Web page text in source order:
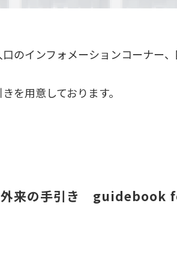
のインフォメーションコーナー
を用意しております。
外来の手引き